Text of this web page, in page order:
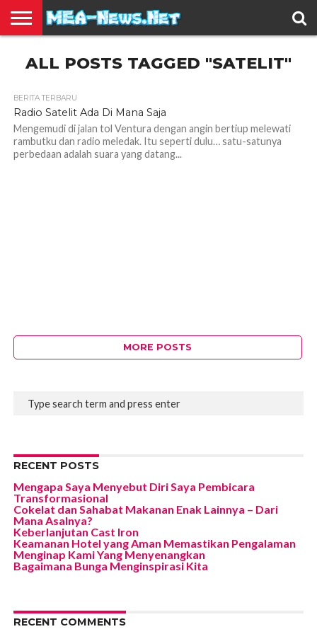
TERBARU
EDUKASI
HIBURAN
INSPIRASI
KESEHATAN
KULINER
OLAH
RAGA
OTOMOTIF
TRAVEL
JUAL
BELI
ALL POSTS TAGGED "SATELIT"
BERITA TERBARU
Radio Satelit Ada Di Mana Saja
Mengemudi di jalan tol Ventura dengan angin bertiup melewati
rambutku dan radio meledak. Itu seperti dulu… satu-satunya
perbedaan adalah suara yang datang...
MORE POSTS
RECENT POSTS
Mengapa Saya Menyebut Diri Saya Pembicara
Transformasional
Cokelat dan Sahabat Makanan Enak Lainnya – Dari
Mana Asalnya?
Keberlanjutan Cast Iron
Keamanan Hotel yang Aman Memastikan Pengalaman
Menginap Kami Yang Menyenangkan
Bagaimana Bunga Menginspirasi Kita
RECENT COMMENTS